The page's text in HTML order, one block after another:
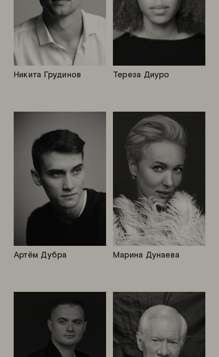
Артём Дубра
Тереза Диуро
Никита Грудинов
Марина Дунаева